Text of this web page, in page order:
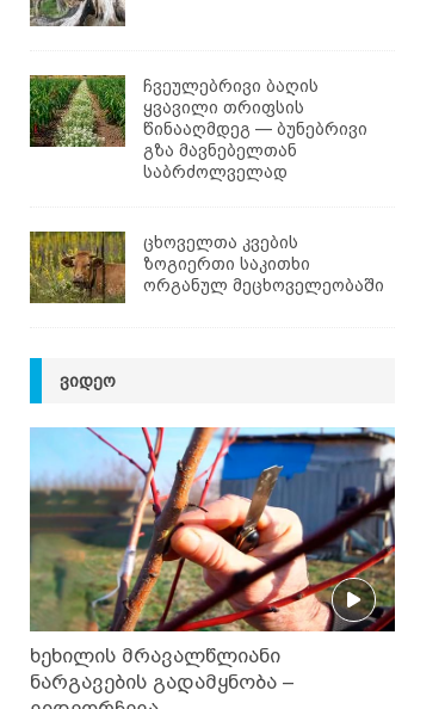
ჩვეულებრივი ბაღის
ყვავილი თრიფსის
წინააღმდეგ — ბუნებრივი
გზა მავნებელთან
საბრძოლველად
ცხოველთა კვების
ზოგიერთი საკითხი
ორგანულ მეცხოველეობაში
ᲕᲘᲓᲔᲝ
ხეხილის მრავალწლიანი
ნარგავების გადამყნობა –